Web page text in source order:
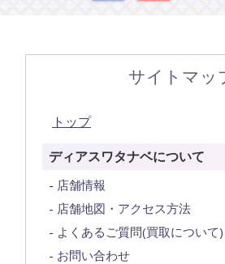
サイトマッ
トップ
ディアスワタナベについて
店舗情報
店舗地図・アクセス方法
よくあるご質問(買取について)
お問い合わせ